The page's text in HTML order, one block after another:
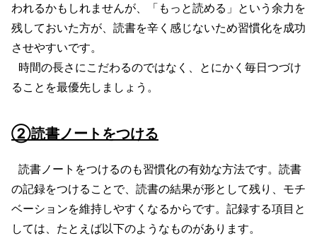
われるかもしれませんが、「もっと読める」という余力を
残しておいた方が、読書を辛く感じないため習慣化を成功
させやすいです。
時間の長さにこだわるのではなく、とにかく毎日つづけ
ることを最優先しましょう。
②読書ノートをつける
読書ノートをつけるのも習慣化の有効な方法です。読書
の記録をつけることで、読書の結果が形として残り、モチ
ベーションを維持しやすくなるからです。記録する項目と
しては、たとえば以下のようなものがあります。